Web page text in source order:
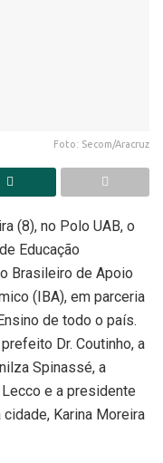
Foto: Secom/Aracruz
(8), no Polo UAB, o
Educação
Brasileiro de Apoio
(IBA), em parceria
de todo o país.
Dr. Coutinho, a
Spinassé, a
e a presidente
cidade, Karina Moreira